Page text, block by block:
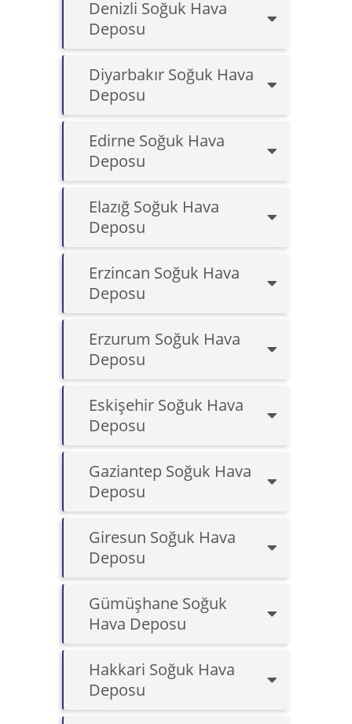
Denizli Soğuk Hava
Deposu
Diyarbakır Soğuk Hava
Deposu
Edirne Soğuk Hava
Deposu
Elazığ Soğuk Hava
Deposu
Erzincan Soğuk Hava
Deposu
Erzurum Soğuk Hava
Deposu
Eskişehir Soğuk Hava
Deposu
Gaziantep Soğuk Hava
Deposu
Giresun Soğuk Hava
Deposu
Gümüşhane Soğuk
Hava Deposu
Hakkari Soğuk Hava
Deposu